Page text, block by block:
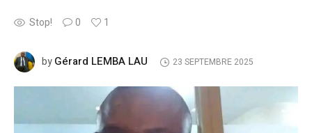
Stop! 0 1
byGérard LEMBA LAU 23 SEPTEMBRE 2025